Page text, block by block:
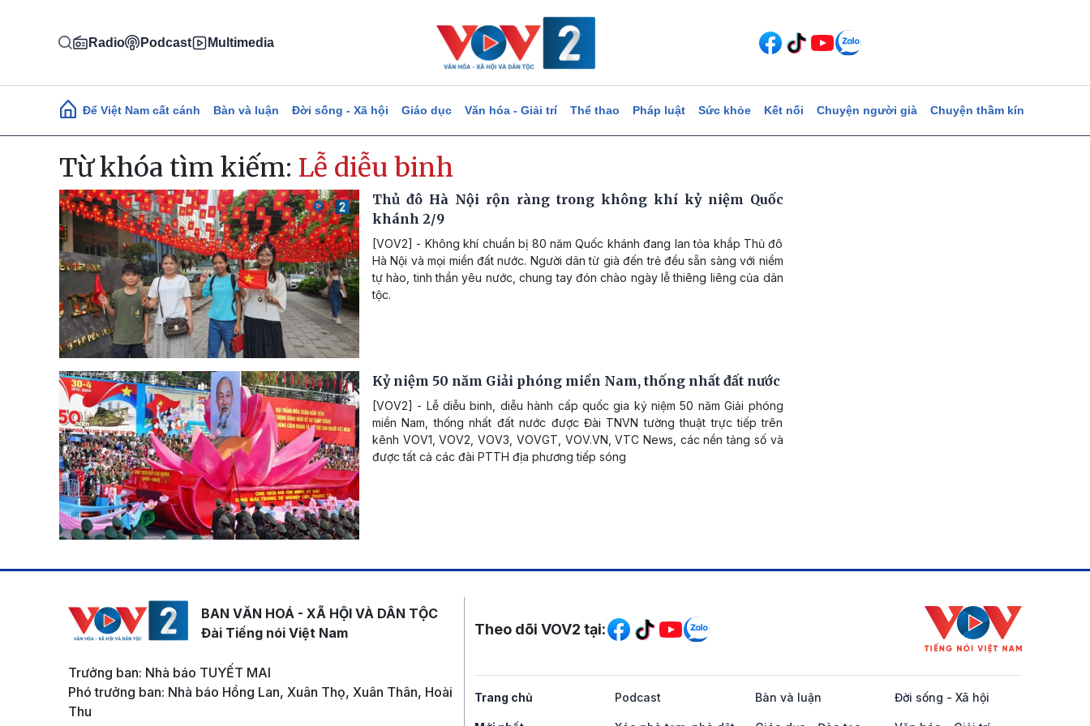
Radio Podcast Multimedia
Main navigation
Để Việt Nam cất cánh Bàn và luận Đời sống - Xã hội Giáo dục Văn hóa - Giải trí Thể thao Pháp luật Sức khỏe Kết nối Chuyện người già Chuyện thầm kín
Từ khóa tìm kiếm: Lễ diễu binh
Thủ đô Hà Nội rộn ràng trong không khí kỷ niệm Quốc
khánh 2/9
[VOV2] - Không khí chuẩn bị 80 năm Quốc khánh đang lan tỏa khắp Thủ đô
Hà Nội và mọi miền đất nước. Người dân từ già đến trẻ đều sẵn sàng với niềm
tự hào, tinh thần yêu nước, chung tay đón chào ngày lễ thiêng liêng của dân
tộc.
Kỷ niệm 50 năm Giải phóng miền Nam, thống nhất đất nước
[VOV2] - Lễ diễu binh, diễu hành cấp quốc gia kỷ niệm 50 năm Giải phóng
miền Nam, thống nhất đất nước được Đài TNVN tường thuật trực tiếp trên
kênh VOV1, VOV2, VOV3, VOVGT, VOV.VN, VTC News, các nền tảng số và
được tất cả các đài PTTH địa phương tiếp sóng
BAN VĂN HOÁ - XÃ HỘI VÀ DÂN TỘC
Đài Tiếng nói Việt Nam
Trưởng ban: Nhà báo TUYẾT MAI
Phó trưởng ban: Nhà báo Hồng Lan, Xuân Thọ, Xuân Thân, Hoài
Thu
Mạng xã hội
Theo dõi VOV2 tại:
Trang chủ Podcast Bàn và luận Đời sống - Xã hội